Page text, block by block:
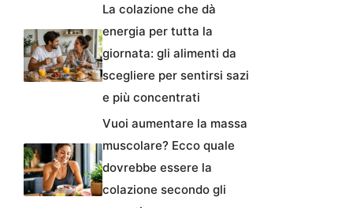
La colazione che dà
energia per tutta la
giornata: gli alimenti da
scegliere per sentirsi sazi
e più concentrati
Vuoi aumentare la massa
muscolare? Ecco quale
dovrebbe essere la
colazione secondo gli